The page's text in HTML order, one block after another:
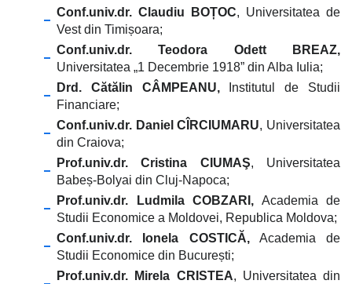
Conf.univ.dr. Claudiu BOȚOC, Universitatea de
Vest din Timișoara;
Conf.univ.dr. Teodora Odett BREAZ,
Universitatea „1 Decembrie 1918” din Alba Iulia;
Drd. Cătălin CÂMPEANU,Institutul de Studii
Financiare;
Conf.univ.dr. Daniel CÎRCIUMARU, Universitatea
din Craiova;
Prof.univ.dr. Cristina CIUMAŞ, Universitatea
Babeș-Bolyai din Cluj-Napoca;
Prof.univ.dr. Ludmila COBZARI, Academia de
Studii Economice a Moldovei, Republica Moldova;
Conf.univ.dr. Ionela COSTICĂ,Academia de
Studii Economice din București;
Prof.univ.dr. Mirela CRISTEA, Universitatea din